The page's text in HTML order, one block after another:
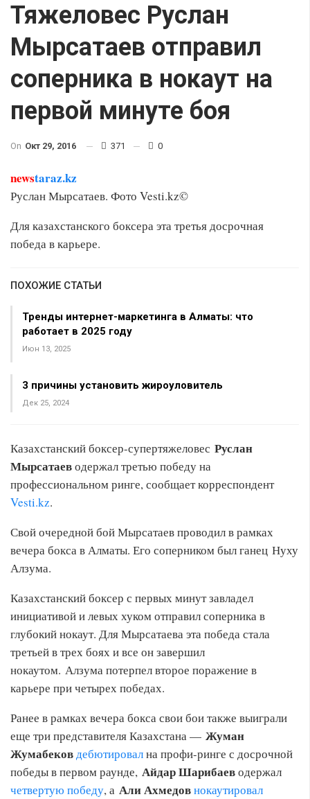
Тяжеловес Руслан
Мырсатаев отправил
соперника в нокаут на
первой минуте боя
On Окт 29, 2016 371 0
newstaraz.kz
Руслан Мырсатаев. Фото Vesti.kz©
Для казахстанского боксера эта третья досрочная
победа в карьере.
ПОХОЖИЕ СТАТЬИ
Тренды интернет-маркетинга в Алматы: что
работает в 2025 году
Июн 13, 2025
3 причины установить жироуловитель
Дек 25, 2024
Казахстанский боксер-супертяжеловес Руслан
Мырсатаеводержал третью победу на
профессиональном ринге, сообщает корреспондент
Vesti.kz.
Свой очередной бой Мырсатаев проводил в рамках
вечера бокса в Алматы. Его соперником был ганец Нуху
Алзума.
Казахстанский боксер с первых минут завладел
инициативой и левых хуком отправил соперника в
глубокий нокаут. Для Мырсатаева эта победа стала
третьей в трех боях и все он завершил
нокаутом. Алзума потерпел второе поражение в
карьере при четырех победах.
Ранее в рамках вечера бокса свои бои также выиграли
еще три представителя Казахстана — Жуман
Жумабековдебютировална профи-ринге с досрочной
победы в первом раунде, Айдар Шарибаеводержал
четвертую победу, а Али Ахмедовнокаутировал